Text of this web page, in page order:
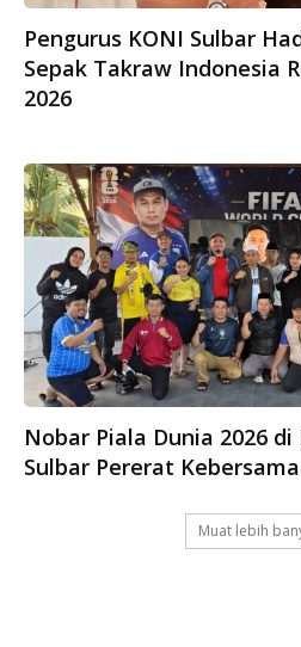
Pengurus KONI Sulbar
Sepak Takraw Indonesia
2026
Nobar Piala Dunia 2026
Sulbar Pererat
Muat lebih